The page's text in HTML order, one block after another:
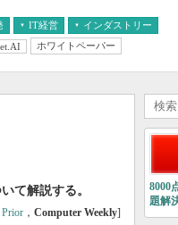
IT経営 インダストリー
ホワイトペーパー
て解説する。
Prior ， Computer Weekly]
8000
題解